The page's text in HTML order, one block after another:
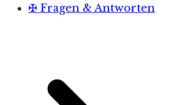
✠ Fragen & Antworten